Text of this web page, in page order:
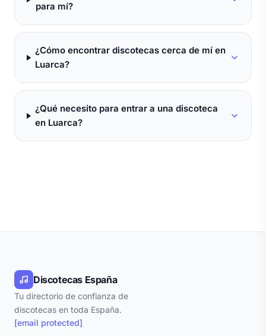
para mí?
¿Cómo encontrar discotecas cerca de mí en
Luarca?
¿Qué necesito para entrar a una discoteca
en Luarca?
Discotecas España
Tu directorio de confianza de
discotecas en toda España.
[email protected]